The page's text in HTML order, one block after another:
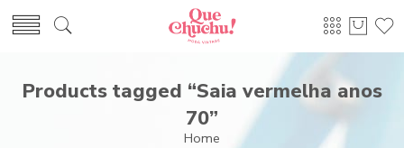
Products tagged “Saia vermelha anos
70”
Home